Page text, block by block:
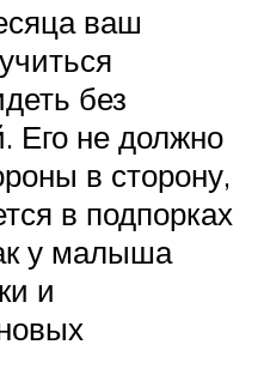
ваш
без
Его не должно
в сторону,
в подпорках
у малыша
и